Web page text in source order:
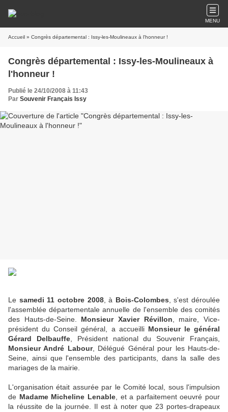
MENU
Accueil » Congrès départemental : Issy-les-Moulineaux à l'honneur !
Congrès départemental : Issy-les-Moulineaux à
l'honneur !
Publié le 24/10/2008 à 11:43
Par Souvenir Français Issy
Le samedi 11 octobre 2008, à Bois-Colombes , s'est déroulée
l'assemblée départementale annuelle de l'ensemble des comités
des Hauts-de-Seine. Monsieur Xavier Révillon , maire, Vice-
président du Conseil général, a accueilli Monsieur le général
Gérard Delbauffe, Président national du Souvenir Français,
Monsieur André Labour, Délégué Général pour les Hauts-de-
Seine, ainsi que l'ensemble des participants, dans la salle des
mariages de la mairie.
L'organisation était assurée par le Comité local, sous l'impulsion
de Madame Micheline Lenable, et a parfaitement oeuvré pour
la réussite de la journée. Il est à noter que 23 portes-drapeaux